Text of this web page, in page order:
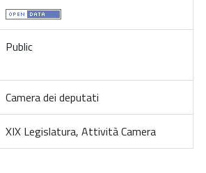
Public
Camera dei deputati
XIX Legislatura, Attività Camera